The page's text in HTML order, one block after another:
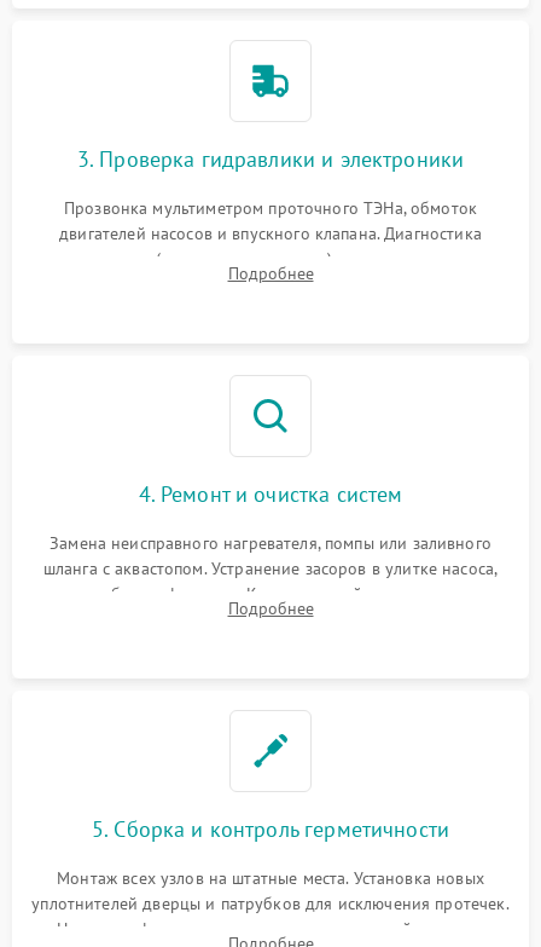
3. Проверка гидравлики и электроники
Прозвонка мультиметром проточного ТЭНа, обмоток
двигателей насосов и впускного клапана. Диагностика
прессостата (датчика уровня воды), датчика мутности,
концевика дверцы и электронного модуля управления.
Подробнее
4. Ремонт и очистка систем
Замена неисправного нагревателя, помпы или заливного
шланга с аквастопом. Устранение засоров в улитке насоса,
патрубках и фильтрах. Компонентный ремонт платы
управления, восстановление поврежденной проводки.
Подробнее
5. Сборка и контроль герметичности
Монтаж всех узлов на штатные места. Установка новых
уплотнителей дверцы и патрубков для исключения протечек.
Надежная фиксация хомутов гидравлической системы,